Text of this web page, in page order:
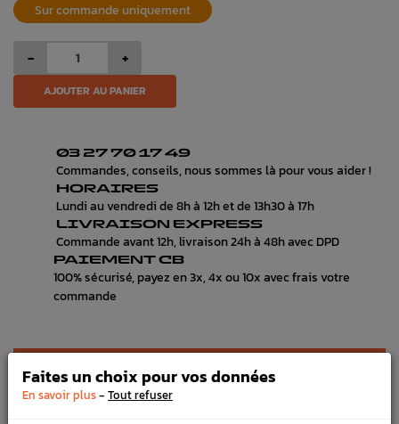
Sur commande uniquement
- +
AJOUTER AU PANIER
03 27 70 17 49
Commandes, conseils, nous sommes là pour vous aider !
HORAIRES
Lundi au vendredi de 8h à 12h et de 13h30 à 17h
LIVRAISON EXPRESS
Commande avant 12h, livraison 24h à 48h avec DPD
PAIEMENT CB
100% sécurisé, payez en 3x, 4x ou 10x avec frais votre
commande
LIVRAISON
Faites un choix pour vos données
En savoir plus- Tout refuser